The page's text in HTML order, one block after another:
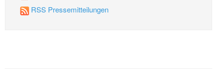
RSS Pressemitteilungen